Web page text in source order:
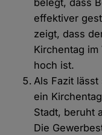
belegt, dass
effektiver
zeigt, dass
Kirchentag
hoch ist.
Als Fazit
ein
Stadt, beruht
Die